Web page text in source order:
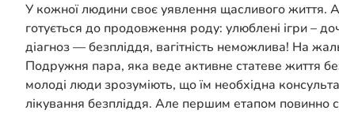
У кожної людини своє уявлення щасливого життя.
готується до продовження роду: улюблені ігри –
діагноз — безпліддя, вагітність неможлива! На
Подружня пара, яка веде активне статеве життя
молоді люди зрозуміють, що їм необхідна
лікування безпліддя. Але першим етапом повинно